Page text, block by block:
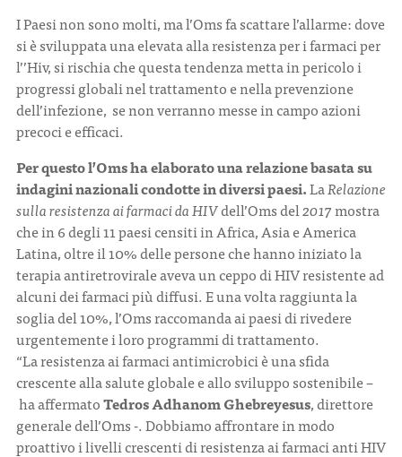
I Paesi non sono molti, ma l’Oms fa scattare l’allarme: dove
si è sviluppata una elevata alla resistenza per i farmaci per
l’’Hiv, si rischia che questa tendenza metta in pericolo i
progressi globali nel trattamento e nella prevenzione
dell’infezione, se non verranno messe in campo azioni
precoci e efficaci.
Per questo l’Oms ha elaborato una relazione basata su
indagini nazionali condotte in diversi paesi.LaRelazione
sulla resistenza ai farmaci da HIVdell’Oms del2017mostra
che in 6 degli 11 paesi censiti in Africa, Asia e America
Latina, oltre il 10% delle persone che hanno iniziato la
terapia antiretrovirale aveva un ceppo di HIV resistente ad
alcuni dei farmaci più diffusi. E una volta raggiunta la
soglia del 10%, l’Oms raccomanda ai paesi di rivedere
urgentemente i loro programmi di trattamento.
“La resistenza ai farmaci antimicrobici è una sfida
crescente alla salute globale e allo sviluppo sostenibile –
ha affermatoTedros Adhanom Ghebreyesus, direttore
generale dell’Oms -. Dobbiamo affrontare in modo
proattivo i livelli crescenti di resistenza ai farmaci anti HIV